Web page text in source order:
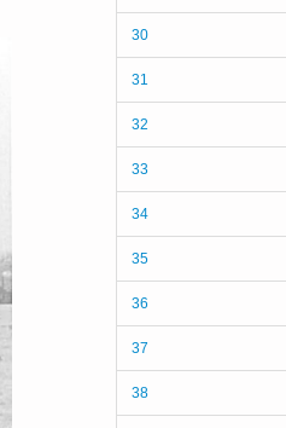
30
31
32
33
34
35
36
37
38